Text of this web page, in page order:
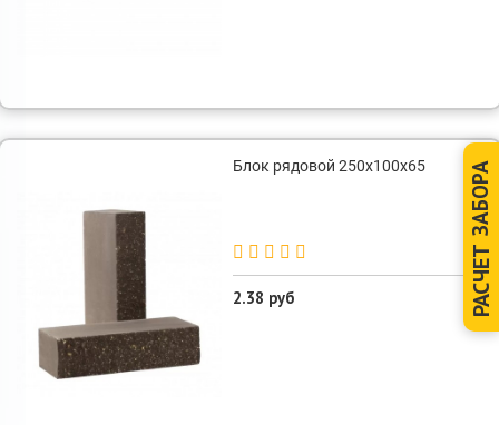
Блок рядовой 250х100х65
2.38 руб РАСЧЕТ
ЗАБОРА